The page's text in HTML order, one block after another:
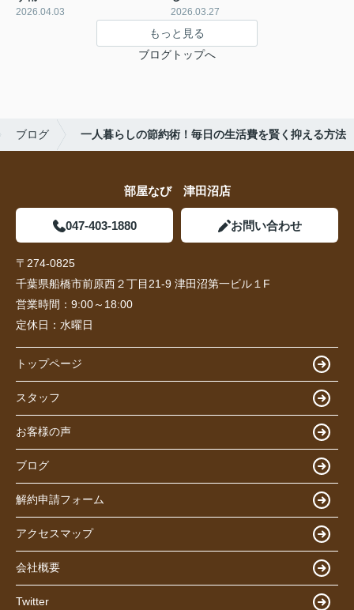
2026.04.03 2026.03.27
もっと見る
ブログトップへ
ブログ 一人暮らしの節約術！毎日の生活費を賢く抑える方法
部屋なび 津田沼店
047-403-1880 お問い合わせ
〒274-0825
千葉県船橋市前原西２丁目21-9 津田沼第一ビル１F
営業時間： 9:00～18:00
定休日： 水曜日
トップページ
スタッフ
お客様の声
ブログ
解約申請フォーム
アクセスマップ
会社概要
Twitter